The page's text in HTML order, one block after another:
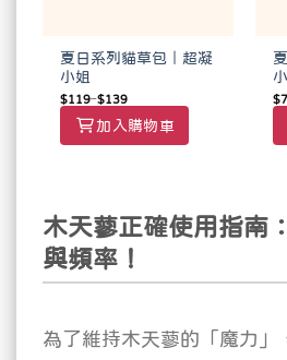
夏日系列貓草包｜超凝
小姐
$119–$139
加入購物車
$
木天蓼正確使用指南
與頻率！
為了維持木天蓼的「魔力」